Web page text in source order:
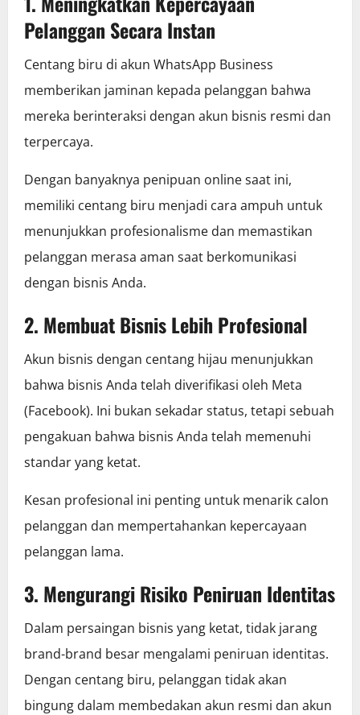
Pelanggan Secara Instan
Centang biru di akun WhatsApp Business
memberikan jaminan kepada pelanggan bahwa
mereka berinteraksi dengan akun bisnis resmi dan
terpercaya.
Dengan banyaknya penipuan online saat ini,
memiliki centang biru menjadi cara ampuh untuk
menunjukkan profesionalisme dan memastikan
pelanggan merasa aman saat berkomunikasi
dengan bisnis Anda.
2. Membuat Bisnis Lebih Profesional
Akun bisnis dengan centang hijau menunjukkan
bahwa bisnis Anda telah diverifikasi oleh Meta
(Facebook). Ini bukan sekadar status, tetapi sebuah
pengakuan bahwa bisnis Anda telah memenuhi
standar yang ketat.
Kesan profesional ini penting untuk menarik calon
pelanggan dan mempertahankan kepercayaan
pelanggan lama.
3. Mengurangi Risiko Peniruan Identitas
Dalam persaingan bisnis yang ketat, tidak jarang
brand-brand besar mengalami peniruan identitas.
Dengan centang biru, pelanggan tidak akan
bingung dalam membedakan akun resmi dan akun